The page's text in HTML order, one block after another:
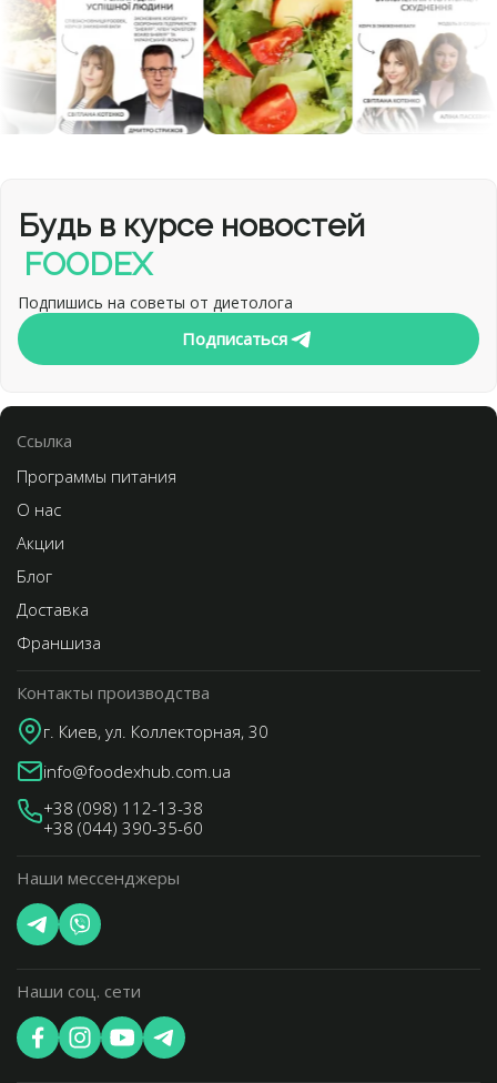
Будь в курсе новостей
FOODEX
Подпишись на советы от диетолога
Подписаться
Cсылка
Программы питания
О нас
Акции
Блог
Доставка
Франшиза
Контакты производства
г. Киев, ул. Коллекторная, 30
info@foodexhub.com.ua
+38 (098) 112-13-38
+38 (044) 390-35-60
Наши мессенджеры
Наши соц. сети